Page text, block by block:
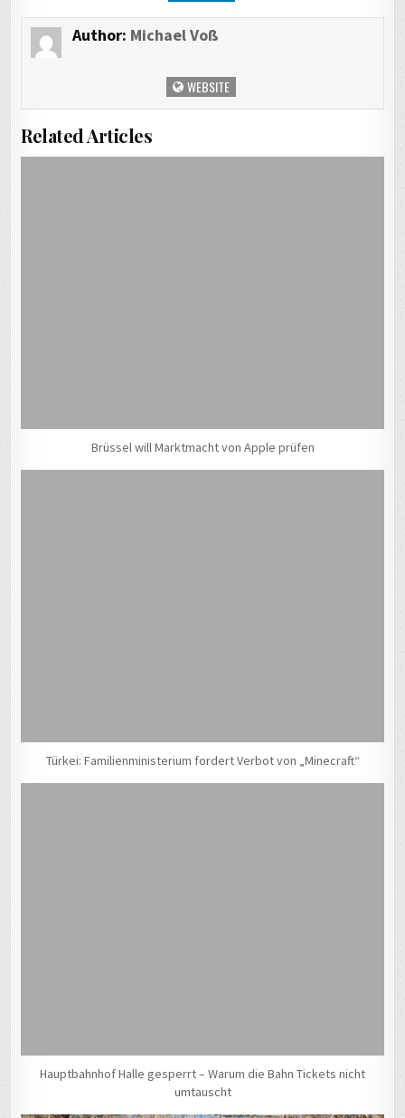
Author: Michael Voß
WEBSITE
Related Articles
Brüssel will Marktmacht von Apple prüfen
Türkei: Familienministerium fordert Verbot von „Minecraft“
Hauptbahnhof Halle gesperrt – Warum die Bahn Tickets nicht
umtauscht